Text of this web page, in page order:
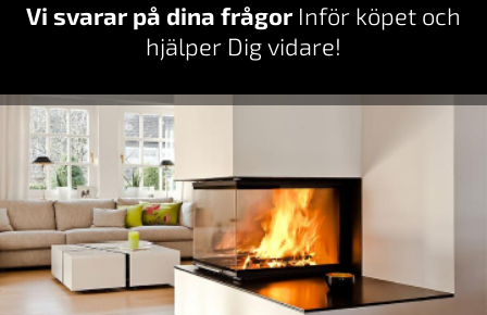
Vi svarar på dina frågorInför köpet och
hjälper Dig vidare!